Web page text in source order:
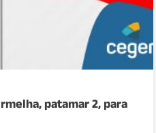
patamar 2, para